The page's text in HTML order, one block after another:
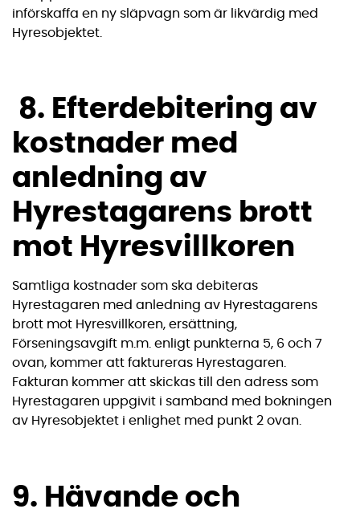
införskaffa en ny släpvagn som är likvärdig med
Hyresobjektet.
8. Efterdebitering av
kostnader med
anledning av
Hyrestagarens brott
mot Hyresvillkoren
Samtliga kostnader som ska debiteras
Hyrestagaren med anledning av Hyrestagarens
brott mot Hyresvillkoren, ersättning,
Förseningsavgift m.m. enligt punkterna 5, 6 och 7
ovan, kommer att faktureras Hyrestagaren.
Fakturan kommer att skickas till den adress som
Hyrestagaren uppgivit i samband med bokningen
av Hyresobjektet i enlighet med punkt 2 ovan.
9. Hävande och